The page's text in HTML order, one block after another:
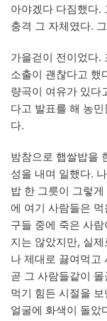
아야겠다 다짐했다.
충격 그 자체였다.
가을걷이 전이었다.
소출이 괜찮다고 했
량곡이 여유가 있다
다고 발표를 해 농
다.
밤참으로 햅쌀밥을
성을 내며 일했다.
밥 한 그릇이 그렇
에 여기 사람들은
구들 중에 죽은 사
지는 않았지만, 실
나 제대로 끓여먹고
곧 그 사람들같이
먹기 힘든 시절을
얼굴에 화색이 돌았